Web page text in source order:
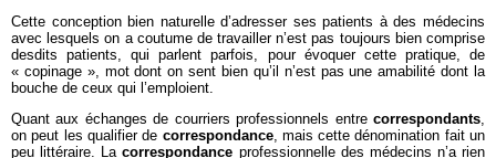
Cette conception bien naturelle d’adresser ses patients à des médecins
avec lesquels on a coutume de travailler n’est pas toujours bien comprise
desdits patients, qui parlent parfois, pour évoquer cette pratique, de
« copinage », mot dont on sent bien qu’il n’est pas une amabilité dont la
bouche de ceux qui l’emploient.
Quant aux échanges de courriers professionnels entre correspondants,
on peut les qualifier de correspondance, mais cette dénomination fait un
peu littéraire. Lacorrespondance professionnelle des médecins n’a rien